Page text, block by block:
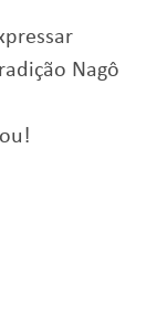
Nagô